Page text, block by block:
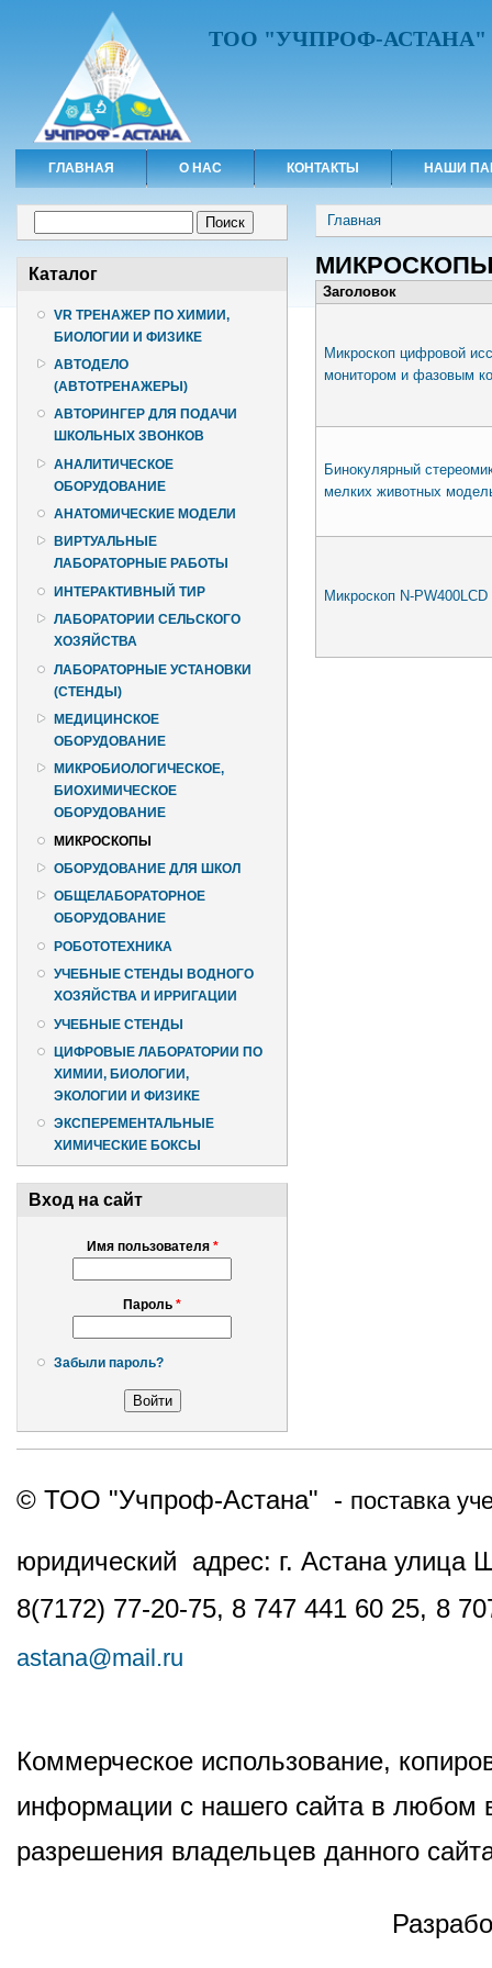
ТОО "УЧПРОФ-АСТАНА"
ГЛАВНАЯ О НАС КОНТАКТЫ НАШИ
Каталог
VR ТРЕНАЖЕР ПО ХИМИИ,
БИОЛОГИИ И ФИЗИКЕ
АВТОДЕЛО
(АВТОТРЕНАЖЕРЫ)
АВТОРИНГЕР ДЛЯ ПОДАЧИ
ШКОЛЬНЫХ ЗВОНКОВ
АНАЛИТИЧЕСКОЕ
ОБОРУДОВАНИЕ
АНАТОМИЧЕСКИЕ МОДЕЛИ
ВИРТУАЛЬНЫЕ
ЛАБОРАТОРНЫЕ РАБОТЫ
ИНТЕРАКТИВНЫЙ ТИР
ЛАБОРАТОРИИ СЕЛЬСКОГО
ХОЗЯЙСТВА
ЛАБОРАТОРНЫЕ УСТАНОВКИ
(СТЕНДЫ)
МЕДИЦИНСКОЕ
ОБОРУДОВАНИЕ
МИКРОБИОЛОГИЧЕСКОЕ,
БИОХИМИЧЕСКОЕ
ОБОРУДОВАНИЕ
МИКРОСКОПЫ
ОБОРУДОВАНИЕ ДЛЯ ШКОЛ
ОБЩЕЛАБОРАТОРНОЕ
ОБОРУДОВАНИЕ
РОБОТОТЕХНИКА
УЧЕБНЫЕ СТЕНДЫ ВОДНОГО
ХОЗЯЙСТВА И ИРРИГАЦИИ
УЧЕБНЫЕ СТЕНДЫ
ЦИФРОВЫЕ ЛАБОРАТОРИИ ПО
ХИМИИ, БИОЛОГИИ,
ЭКОЛОГИИ И ФИЗИКЕ
ЭКСПЕРЕМЕНТАЛЬНЫЕ
ХИМИЧЕСКИЕ БОКСЫ
Вход на сайт
Имя пользователя *
Пароль *
Забыли пароль?
Вы здесь
Главная
Заголовок
Микроскоп цифровой
монитором и фазовым
Бинокулярный
мелких животных
Микроскоп N-PW400LCD
© ТОО "Учпроф-Астана" - поставка
юридический адрес: г. Астана
8(7172) 77-20-75, 8 747 441 60 25, 8
astana@mail.ru
Коммерческое использование,
информации с нашего сайта в любом
разрешения владельцев данного